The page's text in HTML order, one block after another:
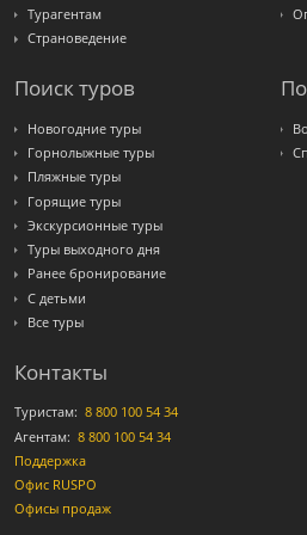
Турагентам
Страноведение
Поиск туров
Новогодние туры
Горнолыжные туры
Пляжные туры
Горящие туры
Экскурсионные туры
Туры выходного дня
Ранее бронирование
С детьми
Все туры
Контакты
Туристам: 8 800 100 54 34
Агентам: 8 800 100 54 34
Поддержка
Офис RUSPO
Офисы продаж